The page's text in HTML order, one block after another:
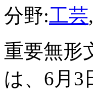
分野:工芸,
重要無形
は、6月3